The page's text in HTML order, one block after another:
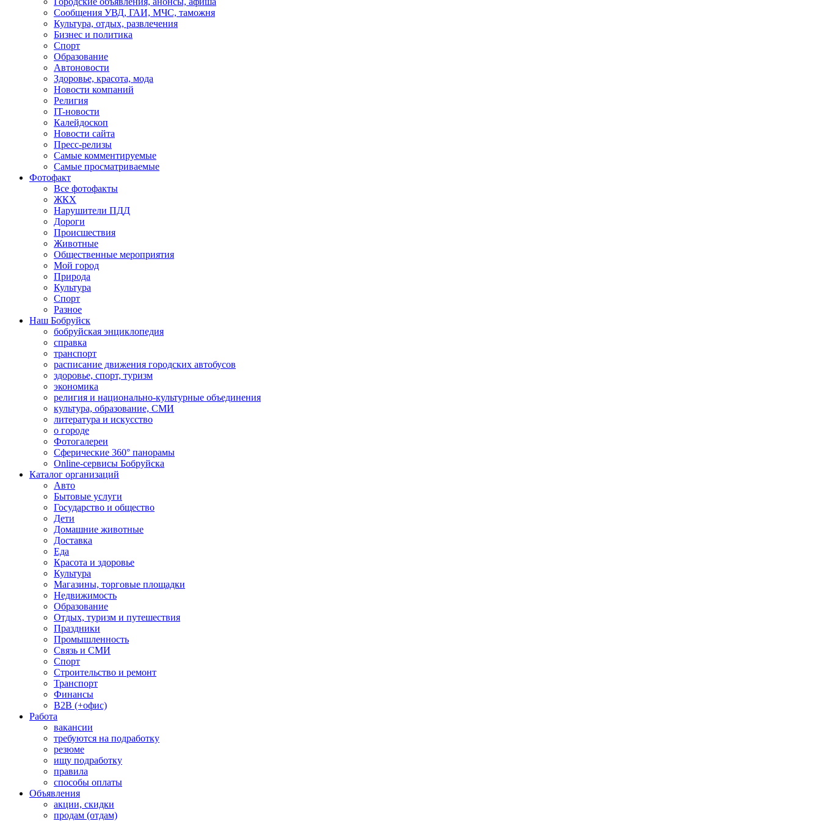
Сообщения УВД, ГАИ, МЧС, таможня
Культура, отдых, развлечения
Бизнес и политика
Спорт
Образование
Автоновости
Здоровье, красота, мода
Новости компаний
Религия
IT-новости
Калейдоскоп
Новости сайта
Пресс-релизы
Самые комментируемые
Самые просматриваемые
Фотофакт
Все фотофакты
ЖКХ
Нарушители ПДД
Дороги
Происшествия
Животные
Общественные мероприятия
Мой город
Природа
Культура
Спорт
Разное
Наш Бобруйск
бобруйская энциклопедия
справка
транспорт
расписание движения городских автобусов
здоровье, спорт, туризм
экономика
религия и национально-культурные объединения
культура, образование, СМИ
литература и искусство
о городе
Фотогалереи
Сферические 360° панорамы
Online-сервисы Бобруйска
Каталог организаций
Авто
Бытовые услуги
Государство и общество
Дети
Домашние животные
Доставка
Еда
Красота и здоровье
Культура
Магазины, торговые площадки
Недвижимость
Образование
Отдых, туризм и путешествия
Праздники
Промышленность
Связь и СМИ
Спорт
Строительство и ремонт
Транспорт
Финансы
B2B (+офис)
Работа
вакансии
требуются на подработку
резюме
ищу подработку
правила
способы оплаты
Объявления
акции, скидки
продам (отдам)